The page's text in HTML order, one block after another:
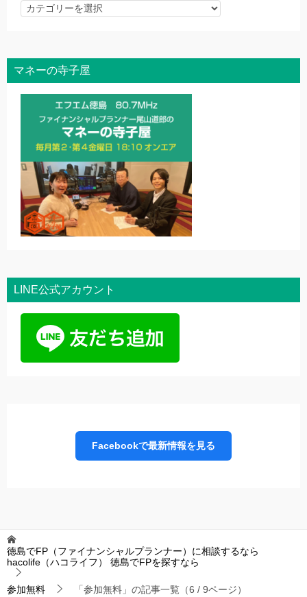
記
探
す
マネーの寺子屋
LINE公式アカウント
Facebookで最新情報を見る
徳島でFP（ファイナンシャルプランナー）に相談するなら
hacolife（ハコライフ）
徳島でFPを探すなら
参加無料 「参加無料」の記事一覧（6 / 9ページ）